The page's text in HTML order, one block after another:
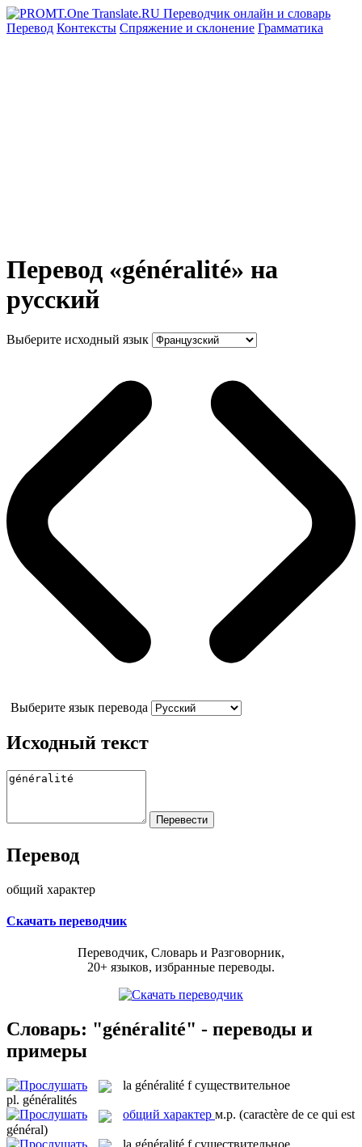
Перевод Контексты Спряжение и склонение Грамматика
Перевод «généralité» на
русский
Выберите исходный язык
Выберите язык перевода
Исходный текст
Перевод
общий характер
Скачать переводчик
Переводчик, Словарь и Разговорник,
20+ языков, избранные переводы.
Словарь: "généralité" - переводы и
примеры
la généralité f существительное
pl. généralités
общий характер м.р. (caractère de ce qui est
général)
la généralité f существительное